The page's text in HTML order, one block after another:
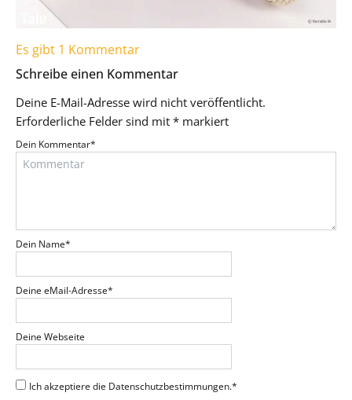
Es gibt 1 Kommentar
Schreibe einen Kommentar
Deine E-Mail-Adresse wird nicht veröffentlicht.
Erforderliche Felder sind mit * markiert
Dein Kommentar*
Dein Name*
Deine eMail-Adresse*
Deine Webseite
Ich akzeptiere die Datenschutzbestimmungen.*